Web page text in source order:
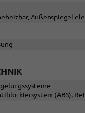
Außenspiegel
(ABS),